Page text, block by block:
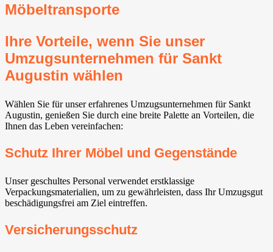
Möbeltransporte
Ihre Vorteile, wenn Sie unser
Umzugsunternehmen für Sankt
Augustin wählen
Wählen Sie für unser erfahrenes Umzugsunternehmen für Sankt
Augustin, genießen Sie durch eine breite Palette an Vorteilen, die
Ihnen das Leben vereinfachen:
Schutz Ihrer Möbel und Gegenstände
Unser geschultes Personal verwendet erstklassige
Verpackungsmaterialien, um zu gewährleisten, dass Ihr Umzugsgut
beschädigungsfrei am Ziel eintreffen.
Versicherungsschutz